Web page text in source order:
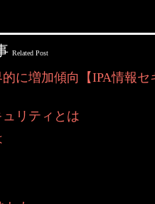
Related Post
に増加傾向【IPA情報
リティとは